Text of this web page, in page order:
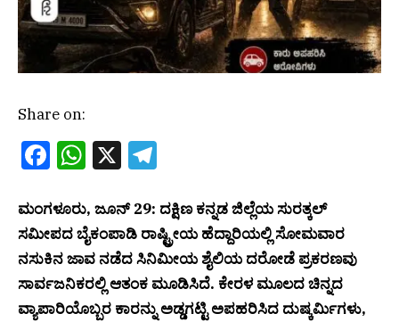
Share on:
Facebook
WhatsApp
X
ಮಂಗಳೂರು, ಜೂನ್ 29: ದಕ್ಷಿಣ ಕನ್ನಡ ಜಿಲ್ಲೆಯ ಸುರತ್ಕಲ್
ಸಮೀಪದ ಬೈಕಂಪಾಡಿ ರಾಷ್ಟ್ರೀಯ ಹೆದ್ದಾರಿಯಲ್ಲಿ ಸೋಮವಾರ
ನಸುಕಿನ ಜಾವ ನಡೆದ ಸಿನಿಮೀಯ ಶೈಲಿಯ ದರೋಡೆ ಪ್ರಕರಣವು
ಸಾರ್ವಜನಿಕರಲ್ಲಿ ಆತಂಕ ಮೂಡಿಸಿದೆ. ಕೇರಳ ಮೂಲದ ಚಿನ್ನದ
ವ್ಯಾಪಾರಿಯೊಬ್ಬರ ಕಾರನ್ನು ಅಡ್ಡಗಟ್ಟಿ ಅಪಹರಿಸಿದ ದುಷ್ಕರ್ಮಿಗಳು,